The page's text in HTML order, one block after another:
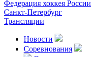
Федерация хоккея России
Санкт-Петербург
Трансляции
Новости
Соревнования